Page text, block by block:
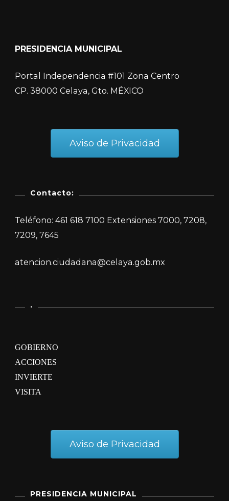
PRESIDENCIA MUNICIPAL
Portal Independencia #101 Zona Centro
CP. 38000 Celaya, Gto. MÉXICO
Aviso de Privacidad
Contacto:
Teléfono: 461 618 7100 Extensiones 7000, 7208,
7209, 7645
atencion.ciudadana@celaya.gob.mx
.
GOBIERNO
ACCIONES
INVIERTE
VISITA
Aviso de Privacidad
PRESIDENCIA MUNICIPAL